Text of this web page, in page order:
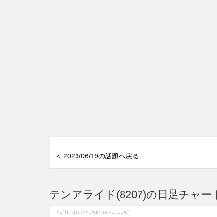
＜ 2023/06/19の話題へ戻る
テンアライド(8207)の日足チャー